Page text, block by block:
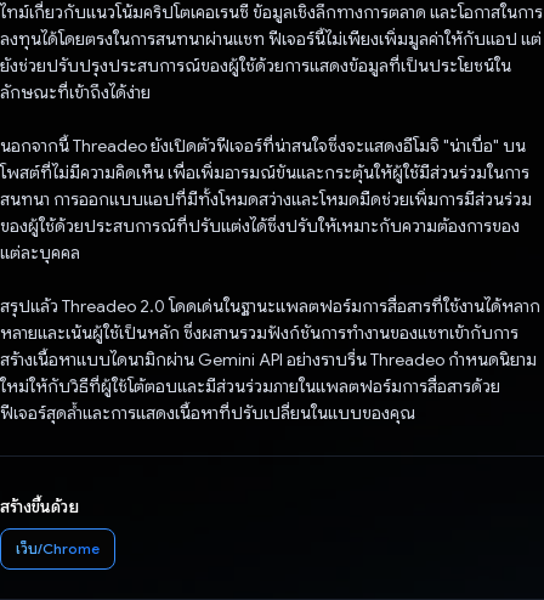
ไทม์เกี่ยวกับแนวโน้มคริปโตเคอเรนซี ข้อมูลเชิงลึกทางการตลาด และโอกาสในการ
ลงทุนได้โดยตรงในการสนทนาผ่านแชท ฟีเจอร์นี้ไม่เพียงเพิ่มมูลค่าให้กับแอป แต่
ยังช่วยปรับปรุงประสบการณ์ของผู้ใช้ด้วยการแสดงข้อมูลที่เป็นประโยชน์ใน
ลักษณะที่เข้าถึงได้ง่าย
นอกจากนี้ Threadeo ยังเปิดตัวฟีเจอร์ที่น่าสนใจซึ่งจะแสดงอีโมจิ "น่าเบื่อ" บน
โพสต์ที่ไม่มีความคิดเห็น เพื่อเพิ่มอารมณ์ขันและกระตุ้นให้ผู้ใช้มีส่วนร่วมในการ
สนทนา การออกแบบแอปที่มีทั้งโหมดสว่างและโหมดมืดช่วยเพิ่มการมีส่วนร่วม
ของผู้ใช้ด้วยประสบการณ์ที่ปรับแต่งได้ซึ่งปรับให้เหมาะกับความต้องการของ
แต่ละบุคคล
สรุปแล้ว Threadeo 2.0 โดดเด่นในฐานะแพลตฟอร์มการสื่อสารที่ใช้งานได้หลาก
หลายและเน้นผู้ใช้เป็นหลัก ซึ่งผสานรวมฟังก์ชันการทำงานของแชทเข้ากับการ
สร้างเนื้อหาแบบไดนามิกผ่าน Gemini API อย่างราบรื่น Threadeo กำหนดนิยาม
ใหม่ให้กับวิธีที่ผู้ใช้โต้ตอบและมีส่วนร่วมภายในแพลตฟอร์มการสื่อสารด้วย
ฟีเจอร์สุดล้ำและการแสดงเนื้อหาที่ปรับเปลี่ยนในแบบของคุณ
สร้างขึ้นด้วย
เว็บ/Chrome